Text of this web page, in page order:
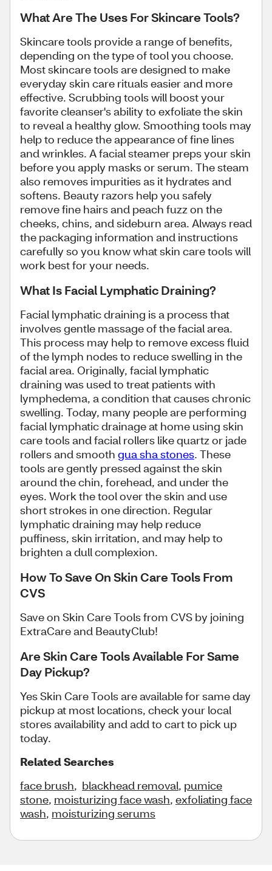
What Are The Uses For Skincare Tools?
Skincare tools provide a range of benefits,
depending on the type of tool you choose.
Most skincare tools are designed to make
everyday skin care rituals easier and more
effective. Scrubbing tools will boost your
favorite cleanser's ability to exfoliate the skin
to reveal a healthy glow. Smoothing tools may
help to reduce the appearance of fine lines
and wrinkles. A facial steamer preps your skin
before you apply masks or serum. The steam
also removes impurities as it hydrates and
softens. Beauty razors help you safely
remove fine hairs and peach fuzz on the
cheeks, chins, and sideburn area. Always read
the packaging information and instructions
carefully so you know what skin care tools will
work best for your needs.
What Is Facial Lymphatic Draining?
Facial lymphatic draining is a process that
involves gentle massage of the facial area.
This process may help to remove excess fluid
of the lymph nodes to reduce swelling in the
facial area. Originally, facial lymphatic
draining was used to treat patients with
lymphedema, a condition that causes chronic
swelling. Today, many people are performing
facial lymphatic drainage at home using skin
care tools and facial rollers like quartz or jade
rollers and smooth gua sha stones. These
tools are gently pressed against the skin
around the chin, forehead, and under the
eyes. Work the tool over the skin and use
short strokes in one direction. Regular
lymphatic draining may help reduce
puffiness, skin irritation, and may help to
brighten a dull complexion.
How To Save On Skin Care Tools From
CVS
Save on Skin Care Tools from CVS by joining
ExtraCare and BeautyClub!
Are Skin Care Tools Available For Same
Day Pickup?
Yes Skin Care Tools are available for same day
pickup at most locations, check your local
stores availability and add to cart to pick up
today.
Related Searches
face brush, blackhead removal, pumice
stone, moisturizing face wash, exfoliating face
wash, moisturizing serums